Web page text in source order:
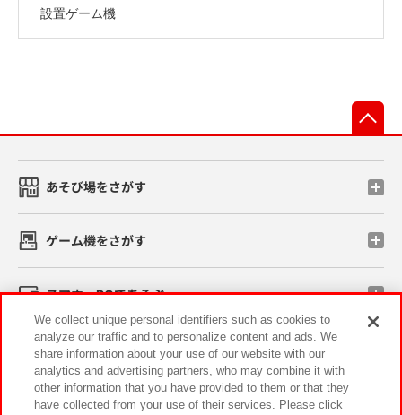
設置ゲーム機
あそび場をさがす
ゲーム機をさがす
スマホ・PCであそぶ
イベント・キャンペーン
We collect unique personal identifiers such as cookies to
analyze our traffic and to personalize content and ads. We
share information about your use of our website with our
analytics and advertising partners, who may combine it with
other information that you have provided to them or that they
have collected from your use of their services. Please click